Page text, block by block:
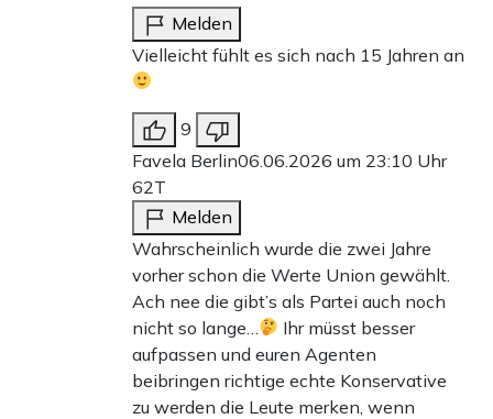
Melden
Vielleicht fühlt es sich nach 15 Jahren an
9
Favela Berlin06.06.2026 um 23:10 Uhr
62T
Melden
Wahrscheinlich wurde die zwei Jahre
vorher schon die Werte Union gewählt.
Ach nee die gibt’s als Partei auch noch
nicht so lange…
Ihr müsst besser
aufpassen und euren Agenten
beibringen richtige echte Konservative
zu werden die Leute merken, wenn